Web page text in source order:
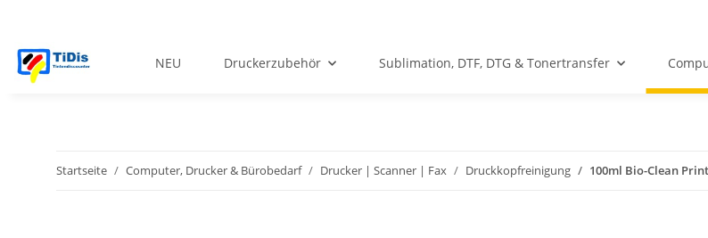
NEU Druckerzubehör Sublimation, DTF, DTG & Tonertransfer
Startseite Computer, Drucker & Bürobedarf Drucker | Scanner | Fax Druckkopfreinigung 100ml Bio-Clean